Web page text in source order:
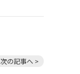
次の記事へ >